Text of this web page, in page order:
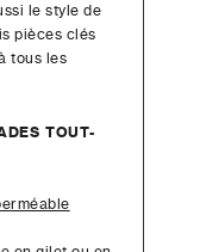
le style de
pièces clés
tous les
TOUT-